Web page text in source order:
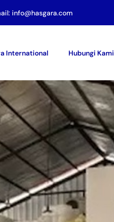
info@hasgara.com
International Hubungi Kami